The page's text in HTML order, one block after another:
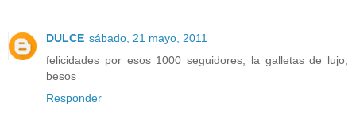
DULCE sábado, 21 mayo, 2011
felicidades por esos 1000 seguidores, la galletas de lujo,
besos
Responder